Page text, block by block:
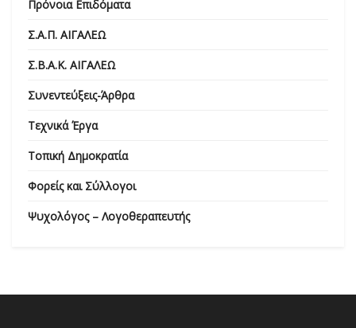
Πρόνοια Επιδόματα
Σ.Α.Π. ΑΙΓΑΛΕΩ
Σ.Β.Α.Κ. ΑΙΓΑΛΕΩ
Συνεντεύξεις-Άρθρα
Τεχνικά Έργα
Τοπική Δημοκρατία
Φορείς και Σύλλογοι
Ψυχολόγος – Λογοθεραπευτής